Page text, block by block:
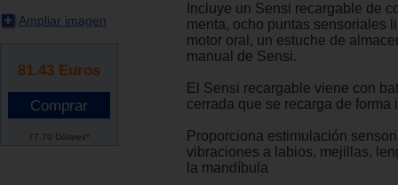
Ampliar imagen
81.43 Euros
77.70 Dólares*
Incluye un Sensi recargable de
menta, ocho puntas sensoriales
motor oral, un estuche de
manual de Sensi.
El Sensi recargable viene con
cerrada que se recarga de forma
Proporciona estimulación
vibraciones a labios, mejillas,
la mandíbula